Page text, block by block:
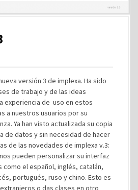
versión 3 de implexa. Ha sido
de trabajo y de las ideas
experiencia de uso en estos
a nuestros usuarios por su
Ya han visto actualizada su copia
de datos y sin necesidad de hacer
de las novedades de implexa v.3:
pueden personalizar su interfaz
el español, inglés, catalán,
portugués, ruso y chino. Esto es
o das clases en otro